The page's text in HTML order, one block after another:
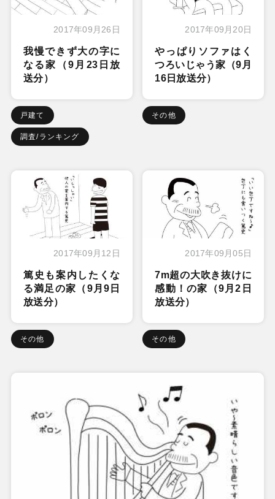
2017年09月26日
我慢できず大の字に
なる家（9月23日放
送分）
戸建て
調査/ランキング
2017年09月20日
やっぱりソファはく
つろいじゃう家（9月
16日放送分）
その他
2017年09月12日
篤史も案内したくな
る満足の家（9月9日
放送分）
その他
2017年09月05日
7m超の大吹き抜けに
感動！の家（9月2日
放送分）
その他